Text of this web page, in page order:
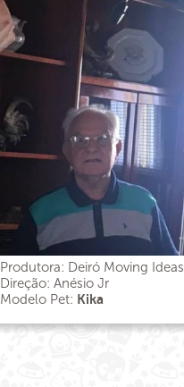
Produtora: Deiró Moving Ideas
Direção: Anésio Jr
Modelo Pet: Kika